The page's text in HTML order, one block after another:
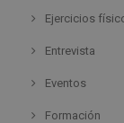
Ejercicios
Entrevista
Eventos
Formación